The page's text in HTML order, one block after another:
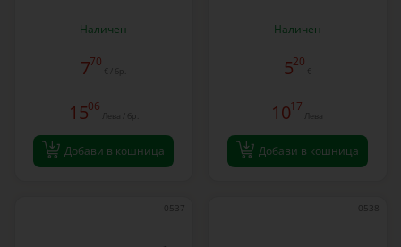
Наличен
770
€ / бр.
1506
Лева / бр.
Добави в кошница
Наличен
520
€
1017
Лева
Добави в кошница
0537 0538